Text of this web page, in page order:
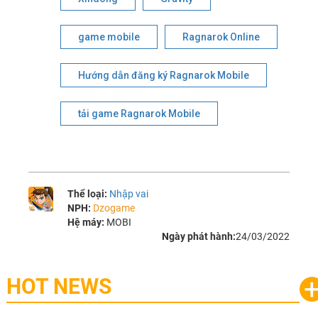
game mobile Ragnarok Online
Hướng dẫn đăng ký Ragnarok Mobile
tải game Ragnarok Mobile
Thể loại: Nhập vai
NPH: Dzogame
Hệ máy: MOBI
Ngày phát hành:24/03/2022
HOT NEWS